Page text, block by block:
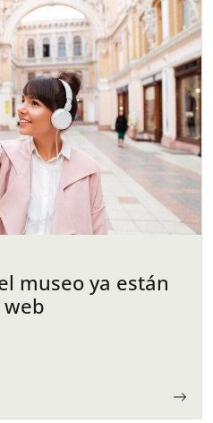
museo ya están